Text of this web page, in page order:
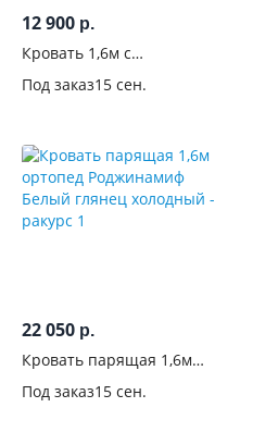
12 900 р.
Кровать 1,6м с
основанием Victor Белый
Под заказ15 сен.
22 050 р.
Кровать парящая 1,6м
Белый глянец холодный
Под заказ15 сен.